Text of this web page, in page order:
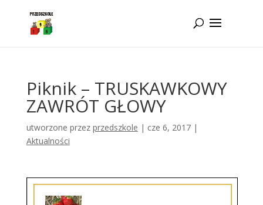
Piknik – TRUSKAWKOWY
ZAWRÓT GŁOWY
utworzone przez przedszkole | cze 6, 2017|
Aktualności